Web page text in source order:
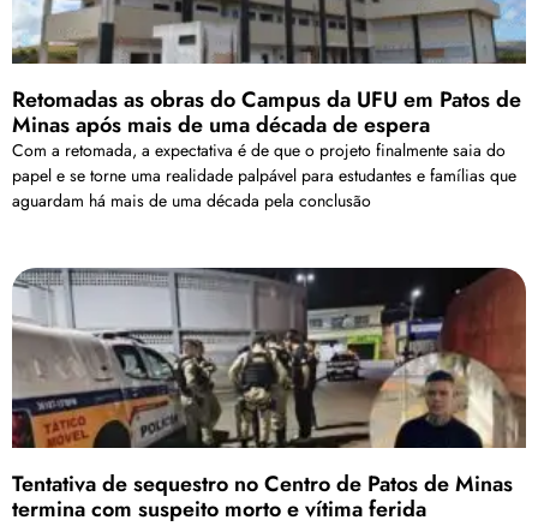
Retomadas as obras do Campus da UFU em Patos de
Minas após mais de uma década de espera
Com a retomada, a expectativa é de que o projeto finalmente saia do
papel e se torne uma realidade palpável para estudantes e famílias que
aguardam há mais de uma década pela conclusão
Tentativa de sequestro no Centro de Patos de Minas
termina com suspeito morto e vítima ferida